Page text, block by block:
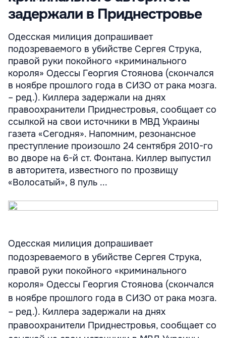
задержали в Приднестровье
Одесская милиция допрашивает
подозреваемого в убийстве Сергея Струка,
правой руки покойного «криминального
короля» Одессы Георгия Стоянова (скончался
в ноябре прошлого года в СИЗО от рака мозга.
– ред.). Киллера задержали на днях
правоохранители Приднестровья, сообщает со
ссылкой на свои источники в МВД Украины
газета «Сегодня». Напомним, резонансное
преступление произошло 24 сентября 2010-го
во дворе на 6-й ст. Фонтана. Киллер выпустил
в авторитета, известного по прозвищу
«Волосатый», 8 пуль ...
Одесская милиция допрашивает
подозреваемого в убийстве Сергея Струка,
правой руки покойного «криминального
короля» Одессы Георгия Стоянова (скончался
в ноябре прошлого года в СИЗО от рака мозга.
– ред.). Киллера задержали на днях
правоохранители Приднестровья, сообщает со